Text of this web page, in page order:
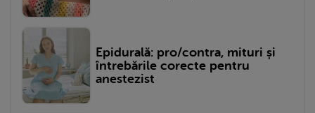
Epidurală: pro/contra, mituri și
întrebările corecte pentru
anestezist